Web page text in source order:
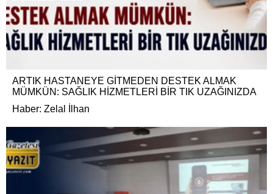
ARTIK HASTANEYE GİTMEDEN DESTEK ALMAK
MÜMKÜN: SAĞLIK HİZMETLERİ BİR TIK UZAĞINIZDA
Haber: Zelal İlhan